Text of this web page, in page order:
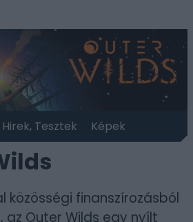
Hirek, Tesztek Képek
közösségi finanszírozásból
Outer Wilds egy nyílt